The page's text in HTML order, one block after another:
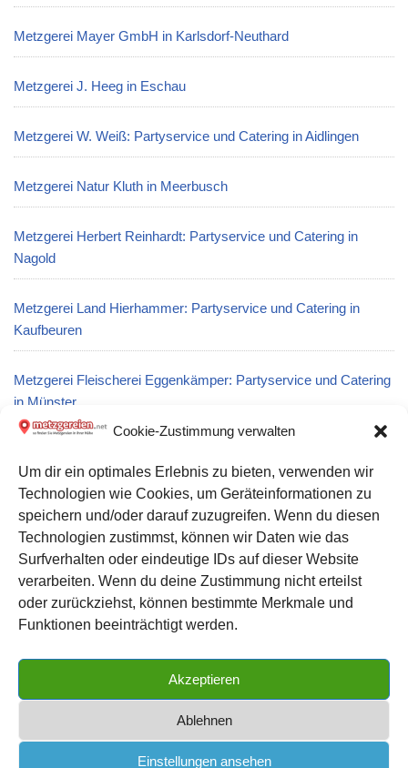
Cookie-Zustimmung verwalten
Um dir ein optimales Erlebnis zu bieten, verwenden wir
Technologien wie Cookies, um Geräteinformationen zu
speichern und/oder darauf zuzugreifen. Wenn du diesen
Technologien zustimmst, können wir Daten wie das
Surfverhalten oder eindeutige IDs auf dieser Website
verarbeiten. Wenn du deine Zustimmung nicht erteilst
oder zurückziehst, können bestimmte Merkmale und
Funktionen beeinträchtigt werden.
Akzeptieren
Ablehnen
Einstellungen ansehen
Metzgerei Mayer GmbH in Karlsdorf-Neuthard
Metzgerei J. Heeg in Eschau
Metzgerei W. Weiß: Partyservice und Catering in Aidlingen
Metzgerei Natur Kluth in Meerbusch
Metzgerei Herbert Reinhardt: Partyservice und Catering in
Nagold
Metzgerei Land Hierhammer: Partyservice und Catering in
Kaufbeuren
Metzgerei Fleischerei Eggenkämper: Partyservice und Catering
in Münster
Metzgerei Lutz im Neukauf Markt: Partyservice und Catering in
Schwendi
Kontakt zu uns